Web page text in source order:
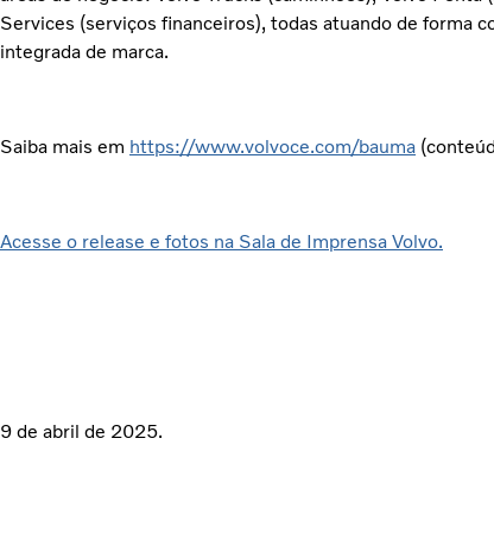
Services (serviços financeiros), todas atuando de forma
integrada de marca.
Saiba mais em https://www.volvoce.com/bauma
Acesse o release e fotos na Sala de Imprensa Volvo.
9 de abril de 2025.